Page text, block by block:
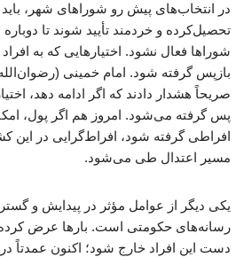
در انتخاب‌های پیش رو شوراهای شهر،
تحصیل‌کرده و خردمند تأیید شوند تا
شوراها فعال نشود. اختیارهایی که به
بازپس گرفته شود. امام خمینی
صریحاً هشدار دادند که اگر ادامه دهد،
پس گرفته می‌شود. امروز هم اگر پول،
افراطی گرفته شود، افراط‌گرایی در
مسیر اعتدال طی می‌شود.
یکی دیگر از عوامل مؤثر در پیدایش و
رسانه‌های حکومتی است. بارها عرض
دست این افراد خارج شود؛ اکنون عمدتاً در